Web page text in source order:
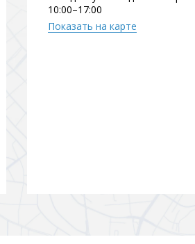
10:00–17:00
Показать на карте